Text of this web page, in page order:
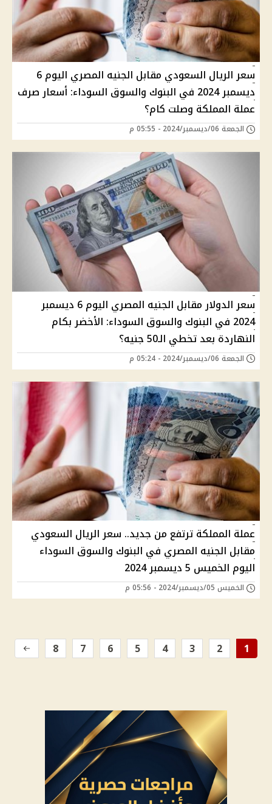
سعر الريال السعودي مقابل الجنيه المصري اليوم 6
ديسمبر 2024 في البنوك والسوق السوداء: أسعار صرف
عملة المملكة وصلت كام؟
الجمعة 06/ديسمبر/2024 - 05:55 م
سعر الدولار مقابل الجنيه المصري اليوم 6 ديسمبر
2024 في البنوك والسوق السوداء: الأخضر بكام
النهاردة بعد تخطي الـ50 جنيه؟
الجمعة 06/ديسمبر/2024 - 05:24 م
عملة المملكة ترتفع من جديد.. سعر الريال السعودي
مقابل الجنيه المصري في البنوك والسوق السوداء
اليوم الخميس 5 ديسمبر 2024
الخميس 05/ديسمبر/2024 - 05:56 م
1
2
3
4
5
6
7
8